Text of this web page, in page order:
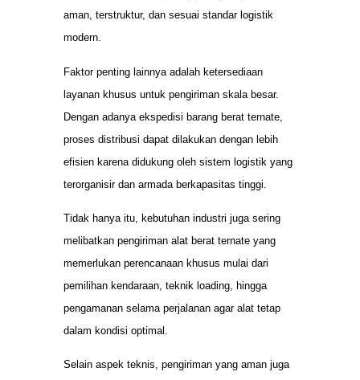
aman, terstruktur, dan sesuai standar logistik
modern.
Faktor penting lainnya adalah ketersediaan
layanan khusus untuk pengiriman skala besar.
Dengan adanya ekspedisi barang berat ternate,
proses distribusi dapat dilakukan dengan lebih
efisien karena didukung oleh sistem logistik yang
terorganisir dan armada berkapasitas tinggi.
Tidak hanya itu, kebutuhan industri juga sering
melibatkan pengiriman alat berat ternate yang
memerlukan perencanaan khusus mulai dari
pemilihan kendaraan, teknik loading, hingga
pengamanan selama perjalanan agar alat tetap
dalam kondisi optimal.
Selain aspek teknis, pengiriman yang aman juga